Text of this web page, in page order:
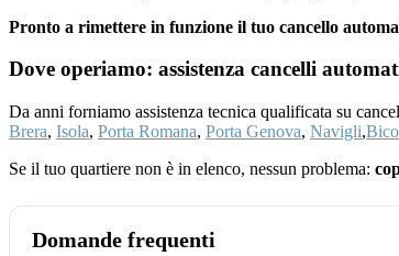
Pronto a rimettere in funzione il tuo cancello
Dove operiamo: assistenza cancelli
Da anni forniamo assistenza tecnica qualificata su
Brera, Isola, Porta Romana, Porta Genova, Navigli,
Se il tuo quartiere non è in elenco, nessun problema:
Domande frequenti